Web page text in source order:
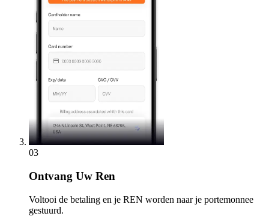
03
Ontvang Uw Ren
Voltooi de betaling en je REN worden naar je portemonnee
gestuurd.